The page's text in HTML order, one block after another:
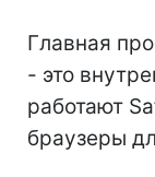
Главная
- это
работают
браузеры